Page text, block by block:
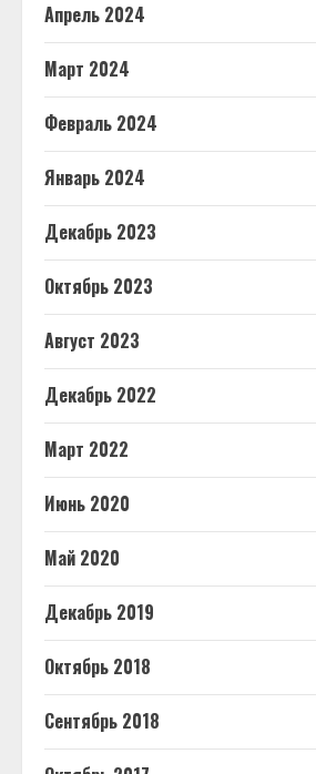
Апрель 2024
Март 2024
Февраль 2024
Январь 2024
Декабрь 2023
Октябрь 2023
Август 2023
Декабрь 2022
Март 2022
Июнь 2020
Май 2020
Декабрь 2019
Октябрь 2018
Сентябрь 2018